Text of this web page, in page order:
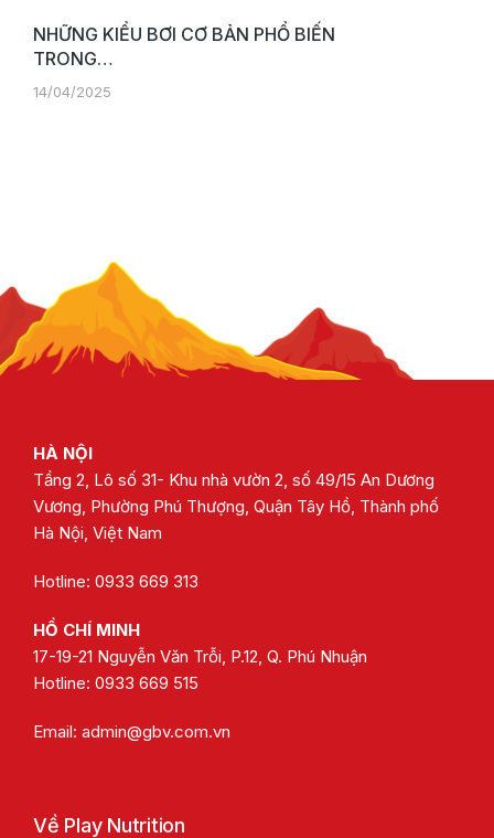
NHỮNG KIỂU BƠI CƠ BẢN PHỔ BIẾN
TRONG…
14/04/2025
HÀ NỘI
Tầng 2, Lô số 31- Khu nhà vườn 2, số 49/15 An Dương
Vương, Phường Phú Thượng, Quận Tây Hồ, Thành phố
Hà Nội, Việt Nam
Hotline: 0933 669 313
HỒ CHÍ MINH
17-19-21 Nguyễn Văn Trỗi, P.12, Q. Phú Nhuận
Hotline: 0933 669 515
Email: admin@gbv.com.vn
Về Play Nutrition